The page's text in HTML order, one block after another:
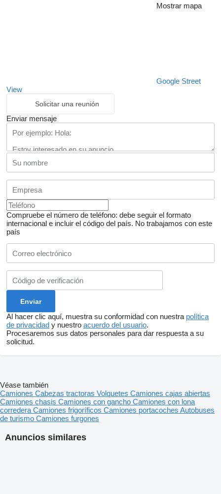
Mostrar mapa
Google Street
View
Solicitar una reunión
Enviar mensaje
Compruebe el número de teléfono: debe seguir el formato
internacional e incluir el código del país. No trabajamos con este
país
Al hacer clic aquí, muestra su conformidad con nuestra política
de privacidad y nuestro acuerdo del usuario.
Procesaremos sus datos personales para dar respuesta a su
solicitud.
Anuncios similares
Véase también
Camiones Cabezas tractoras Volquetes Camiones cajas abiertas
Camiones chasis Camiones con gancho Camiones con lona
corredera Camiones frigoríficos Camiones portacoches Autobuses
de turismo Camiones furgones